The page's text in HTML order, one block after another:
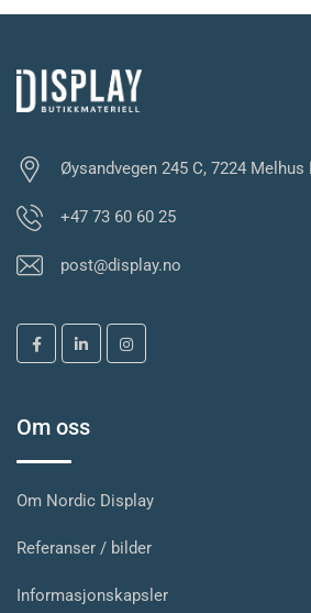
Øysandvegen 245 C, 7224 Melhus
+47 73 60 60 25
post@display.no
Om oss
Om Nordic Display
Referanser / bilder
Informasjonskapsler